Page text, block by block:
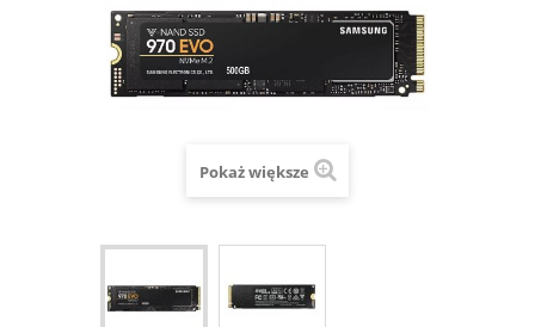
Pokaż większe